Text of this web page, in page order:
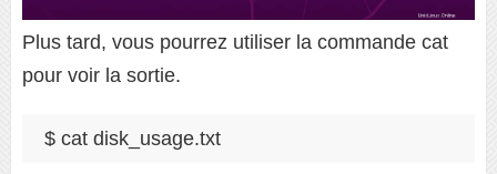
Plus tard, vous pourrez utiliser la commande cat
pour voir la sortie.
$ cat disk_usage.txt